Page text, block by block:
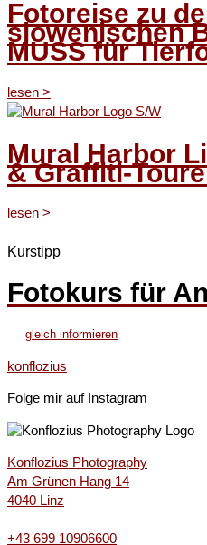
Fotoreise zu
slowenischen
MUSS für
lesen ˃
Mural Harbor
& Graffiti-
lesen ˃
Kurstipp
Fotokurs für
gleich informieren
konflozius
Folge mir auf Instagram
Konflozius Photography
Am Grünen Hang 14
4040 Linz
+43 699 10906600